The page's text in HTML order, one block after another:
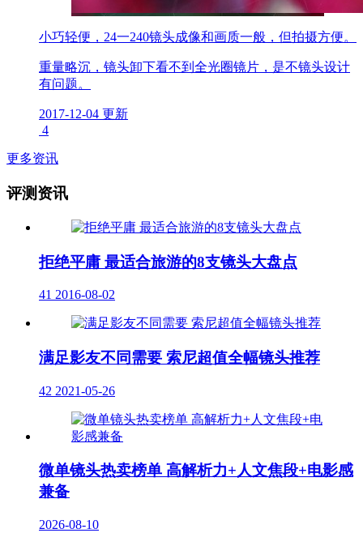
小巧轻便，24一240镜头成像和画质一般，但拍摄方便。
重量略沉，镜头卸下看不到全光圈镜片，是不镜头设计
有问题。
2017-12-04 更新
4
更多资讯
评测资讯
拒绝平庸 最适合旅游的8支镜头大盘点
41 2016-08-02
满足影友不同需要 索尼超值全幅镜头推荐
42 2021-05-26
微单镜头热卖榜单 高解析力+人文焦段+电影感
兼备
2026-08-10